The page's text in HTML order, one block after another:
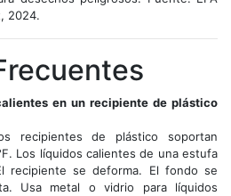
2024.
en un recipiente de plástico
recipientes de plástico soportan
Los líquidos calientes de una estufa
recipiente se deforma. El fondo se
Usa metal o vidrio para líquidos